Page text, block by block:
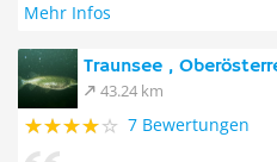
Mehr Infos
Traunsee ,
43.24 km
7 Bewertungen